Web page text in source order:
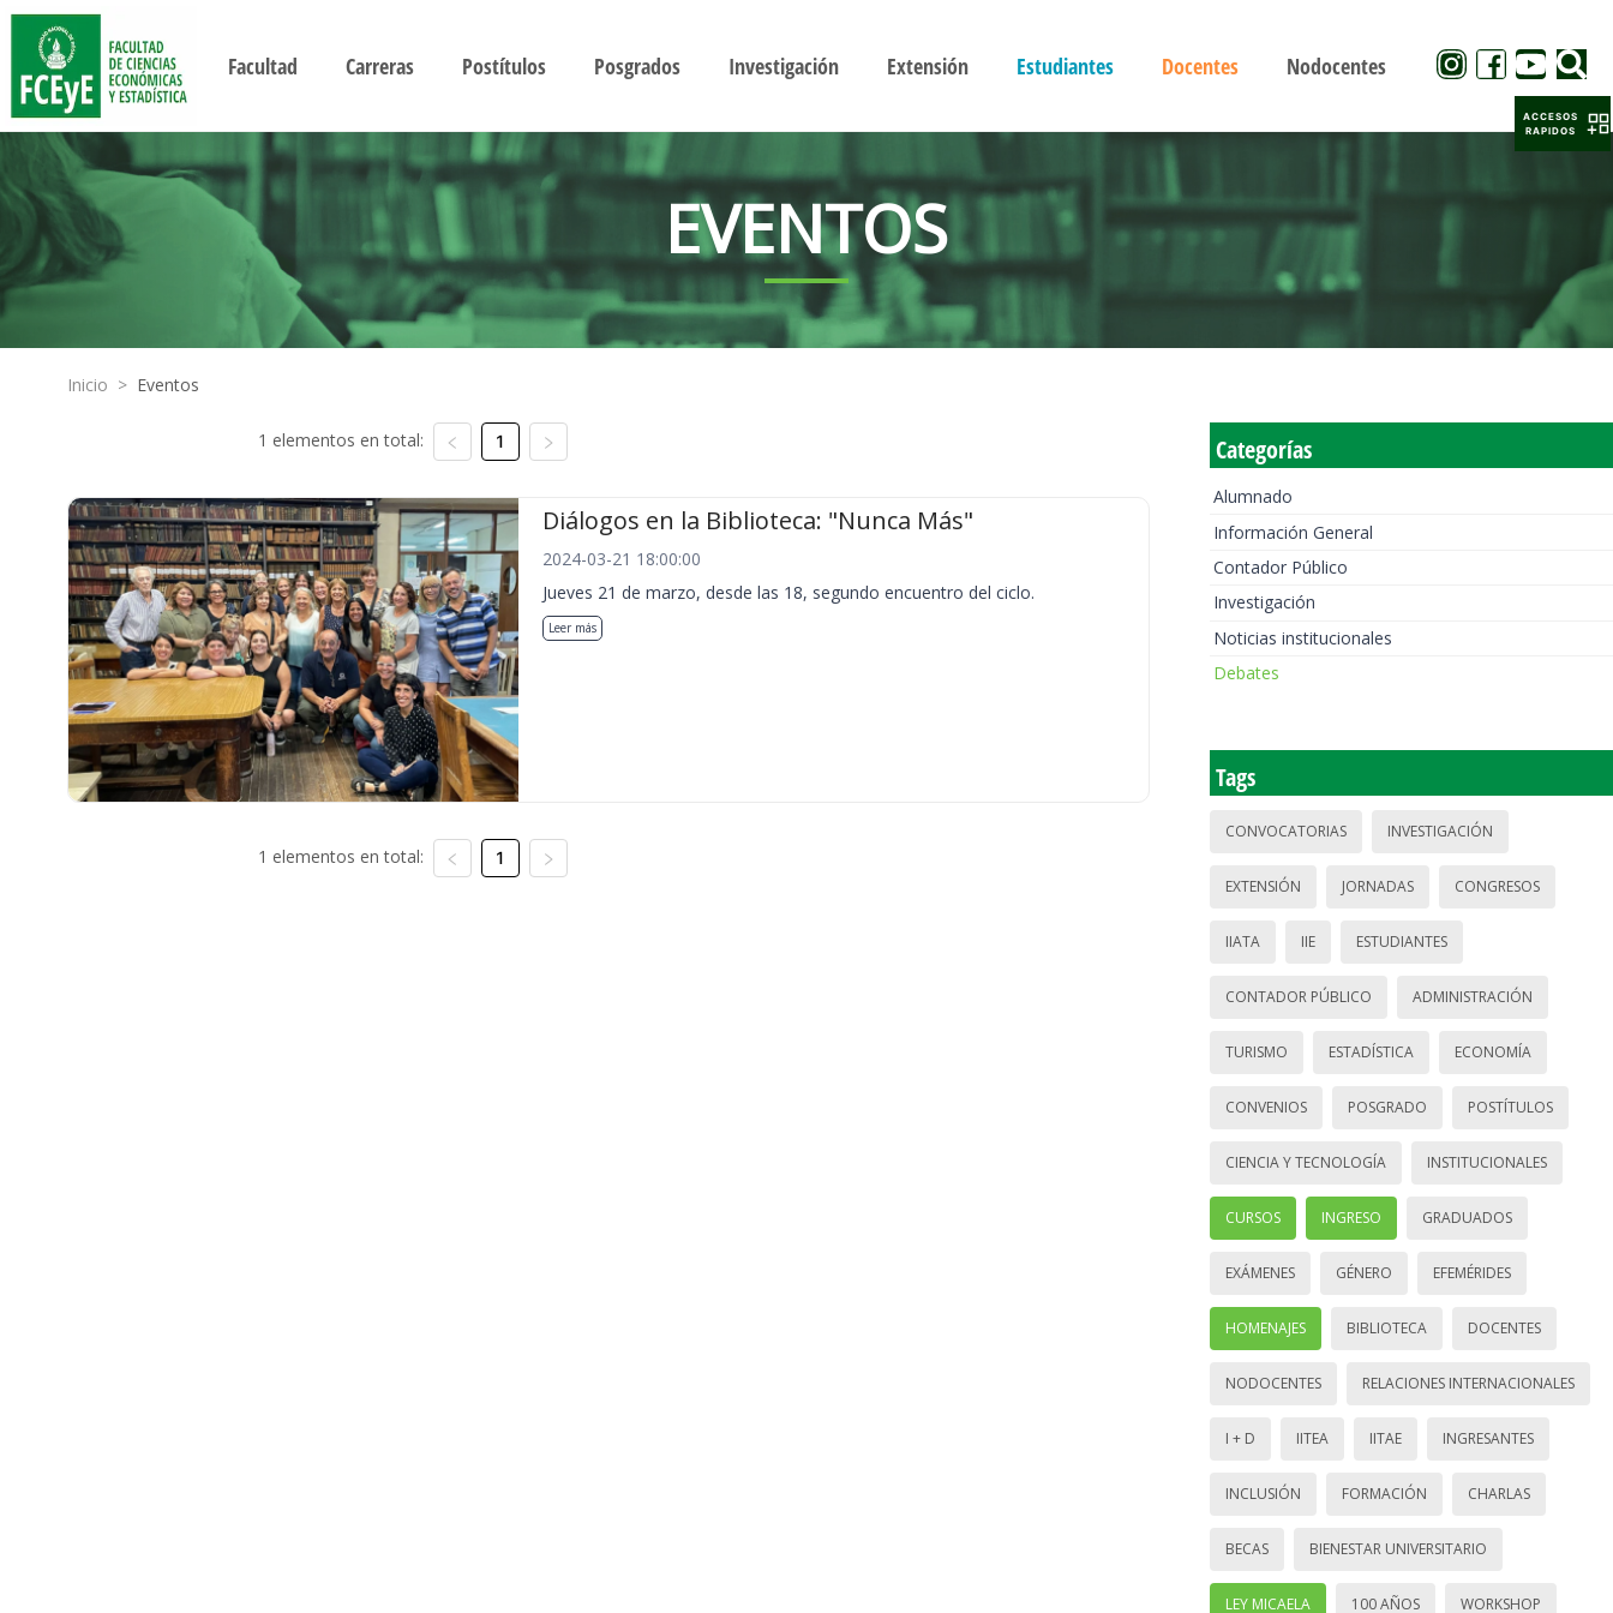
Facultad Carreras Postítulos Posgrados Investigación Extensión Estudiantes Docentes Nodocentes
EVENTOS
Inicio > Eventos
1 elementos en total: 1
Diálogos en la Biblioteca: "Nunca Más"
2024-03-21 18:00:00
Jueves 21 de marzo, desde las 18, segundo encuentro del ciclo.
Leer más
1 elementos en total: 1
Categorías
Alumnado
Información General
Contador Público
Investigación
Noticias institucionales
Debates
Tags
CONVOCATORIAS INVESTIGACIÓN
EXTENSIÓN JORNADAS CONGRESOS
IIATA IIE ESTUDIANTES
CONTADOR PÚBLICO ADMINISTRACIÓN
TURISMO ESTADÍSTICA ECONOMÍA
CONVENIOS POSGRADO POSTÍTULOS
CIENCIA Y TECNOLOGÍA INSTITUCIONALES
CURSOS INGRESO GRADUADOS
EXÁMENES GÉNERO EFEMÉRIDES
HOMENAJES BIBLIOTECA DOCENTES
NODOCENTES RELACIONES INTERNACIONALES
I + D IITEA IITAE INGRESANTES
INCLUSIÓN FORMACIÓN CHARLAS
BECAS BIENESTAR UNIVERSITARIO
LEY MICAELA 100 AÑOS WORKSHOP
ACCESOS
RAPIDOS